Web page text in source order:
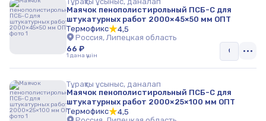
Маячок пенополистирольный ПСБ-С для
штукатурных работ 2000×45×50 мм ОПТ
Термофикс
4,5
Россия, Липецкая область
66 ₽
1 дана үшін
Тұрақты ұсыныс, даналап
Маячок пенополистирольный ПСБ-С для
штукатурных работ 2000×25×100 мм ОПТ
Термофикс
4,5